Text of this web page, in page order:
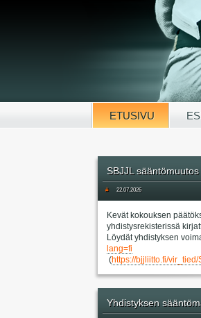
ETUSIVU
SBJJL
# 22.07.2026
Kevät kokouksen
yhdistysrekisterissä
Löydät yhdistyksen
lang=fi
(https://bjjliitto.fi/
Yhdistyksen